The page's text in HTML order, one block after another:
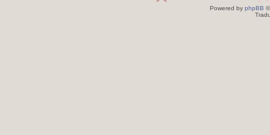
Powered by phpBB